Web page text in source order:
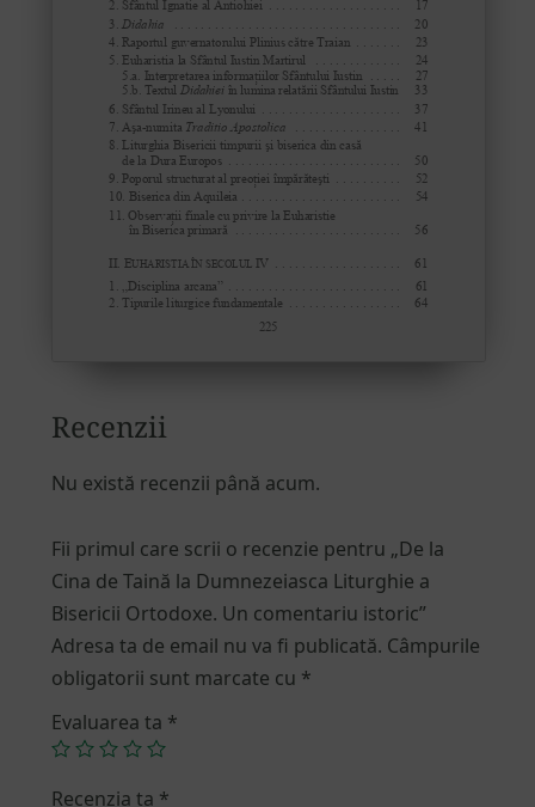
Recenzii
Nu există recenzii până acum.
Fii primul care scrii o recenzie pentru „De la
Cina de Taină la Dumnezeiasca Liturghie a
Bisericii Ortodoxe. Un comentariu istoric”
Adresa ta de email nu va fi publicată. Câmpurile
obligatorii sunt marcate cu *
Evaluarea ta *
Recenzia ta *